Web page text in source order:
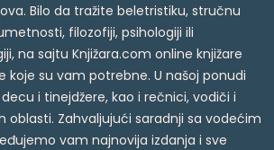
Bilo da tražite beletristiku, stručnu
filozofiji, psihologiji ili
na sajtu Knjižara.com online knjižare
koje su vam potrebne. U našoj ponudi
i tinejdžere, kao i rečnici, vodiči i
oblasti. Zahvaljujući saradnji sa vodećim
vam najnovija izdanja i sve